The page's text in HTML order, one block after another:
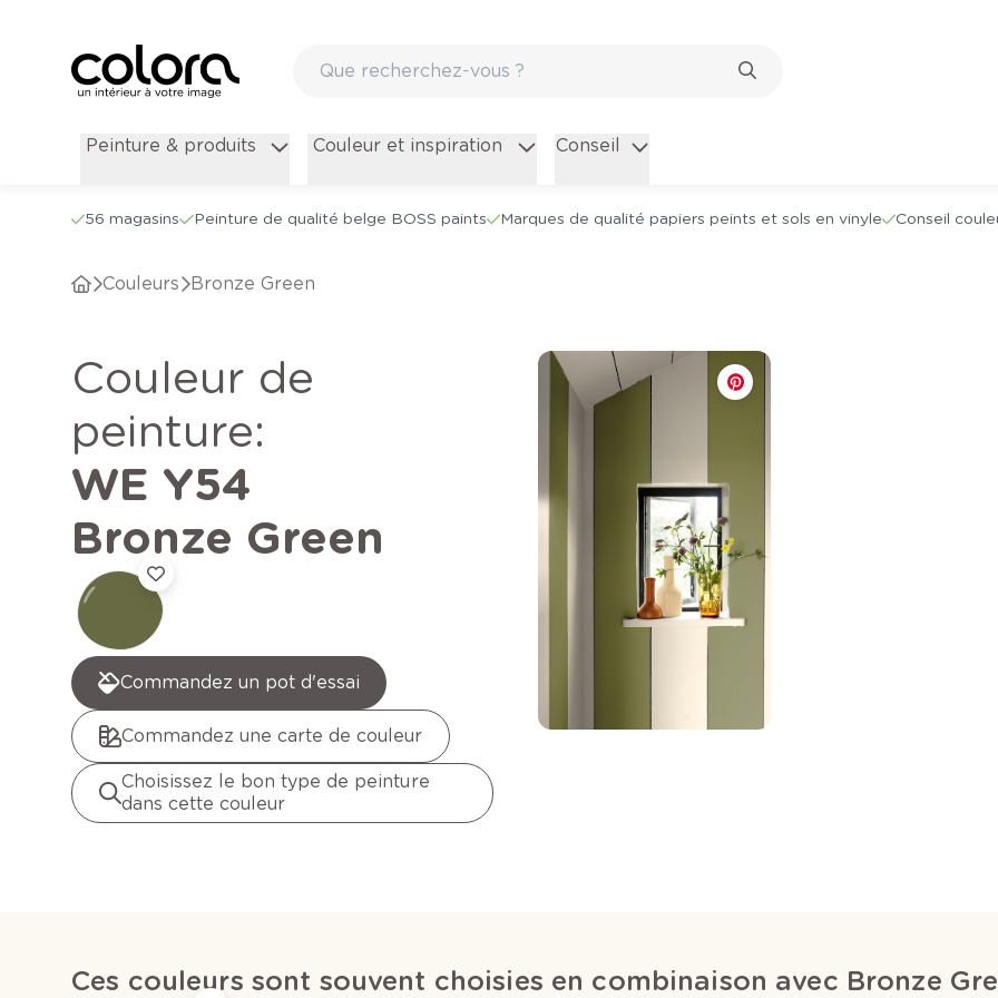
Peinture & produits Couleur et inspiration Conseil
56 magasins Peinture de qualité belge BOSS paints Marques de qualité papiers peints et sols en vinyle Conseil
Couleurs Bronze Green
Couleur de
peinture:
WE Y54
Bronze Green
Commandez un pot d'essai
Commandez une carte de couleur
Choisissez le bon type de peinture
dans cette couleur
Ces couleurs sont souvent choisies en combinaison avec Bronze